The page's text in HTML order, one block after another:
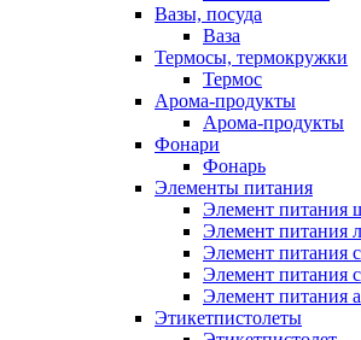
Вазы, посуда
Ваза
Термосы, термокружки
Термос
Арома-продукты
Арома-продукты
Фонари
Фонарь
Элементы питания
Элемент питания
Элемент питания
Элемент питания
Элемент питания
Элемент питания
Этикетпистолеты